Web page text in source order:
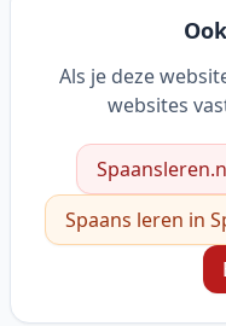
Als je deze
websites
Spaans leren in